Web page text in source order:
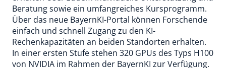
Beratung sowie ein umfangreiches Kursprogramm.
Über das neue BayernKI-Portal können Forschende
einfach und schnell Zugang zu den KI-
Rechenkapazitäten an beiden Standorten erhalten.
In einer ersten Stufe stehen 320 GPUs des Typs H100
von NVIDIA im Rahmen der BayernKI zur Verfügung.